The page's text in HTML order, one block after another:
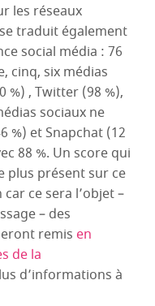
les réseaux
traduit également
social média : 76
cinq, six médias
%) , Twitter (98 %),
sociaux ne
%) et Snapchat (12
88 %. Un score qui
plus présent sur ce
ce sera l’objet –
– des
remis en
de la
d’informations à